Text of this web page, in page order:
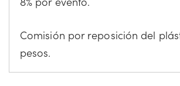
Comisión por reposición del
pesos.